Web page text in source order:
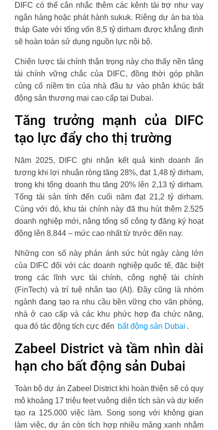
DIFC có thể cân nhắc thêm các kênh tài trợ như vay
ngân hàng hoặc phát hành sukuk. Riêng dự án ba tòa
tháp Gate với tổng vốn 8,5 tỷ dirham được khẳng định
sẽ hoàn toàn sử dụng nguồn lực nội bộ.
Chiến lược tài chính thận trọng này cho thấy nền tảng
tài chính vững chắc của DIFC, đồng thời góp phần
củng cố niềm tin của nhà đầu tư vào phân khúc bất
động sản thương mại cao cấp tại Dubai.
Tăng trưởng mạnh của DIFC
tạo lực đẩy cho thị trường
Năm 2025, DIFC ghi nhận kết quả kinh doanh ấn
tượng khi lợi nhuận ròng tăng 28%, đạt 1,48 tỷ dirham,
trong khi tổng doanh thu tăng 20% lên 2,13 tỷ dirham.
Tổng tài sản tính đến cuối năm đạt 21,2 tỷ dirham.
Cùng với đó, khu tài chính này đã thu hút thêm 2.525
doanh nghiệp mới, nâng tổng số công ty đăng ký hoạt
động lên 8.844 – mức cao nhất từ trước đến nay.
Những con số này phản ánh sức hút ngày càng lớn
của DIFC đối với các doanh nghiệp quốc tế, đặc biệt
trong các lĩnh vực tài chính, công nghệ tài chính
(FinTech) và trí tuệ nhân tạo (AI). Đây cũng là nhóm
ngành đang tạo ra nhu cầu bền vững cho văn phòng,
nhà ở cao cấp và các khu phức hợp đa chức năng,
qua đó tác động tích cực đến bất động sản Dubai .
Zabeel District và tầm nhìn dài
hạn cho bất động sản Dubai
Toàn bộ dự án Zabeel District khi hoàn thiện sẽ có quy
mô khoảng 17 triệu feet vuông diện tích sàn và dự kiến
tạo ra 125.000 việc làm. Song song với không gian
làm việc, dự án còn tích hợp nhiều mảng xanh nhằm